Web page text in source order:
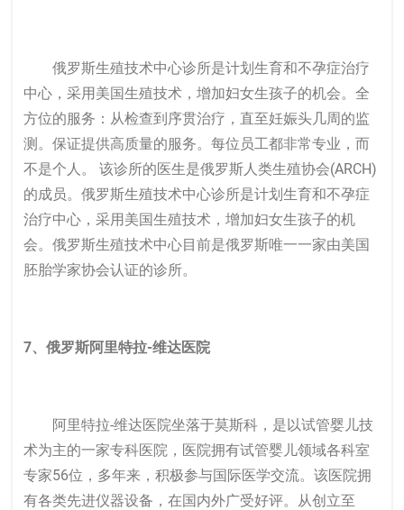
俄罗斯生殖技术中心诊所是计划生育和不孕症治疗
中心，采用美国生殖技术，增加妇女生孩子的机会。全
方位的服务：从检查到序贯治疗，直至妊娠头几周的监
测。保证提供高质量的服务。每位员工都非常专业，而
不是个人。 该诊所的医生是俄罗斯人类生殖协会(ARCH)
的成员。俄罗斯生殖技术中心诊所是计划生育和不孕症
治疗中心，采用美国生殖技术，增加妇女生孩子的机
会。俄罗斯生殖技术中心目前是俄罗斯唯一一家由美国
胚胎学家协会认证的诊所。
7、俄罗斯阿里特拉-维达医院
阿里特拉-维达医院坐落于莫斯科，是以试管婴儿技
术为主的一家专科医院，医院拥有试管婴儿领域各科室
专家56位，多年来，积极参与国际医学交流。该医院拥
有各类先进仪器设备，在国内外广受好评。从创立至